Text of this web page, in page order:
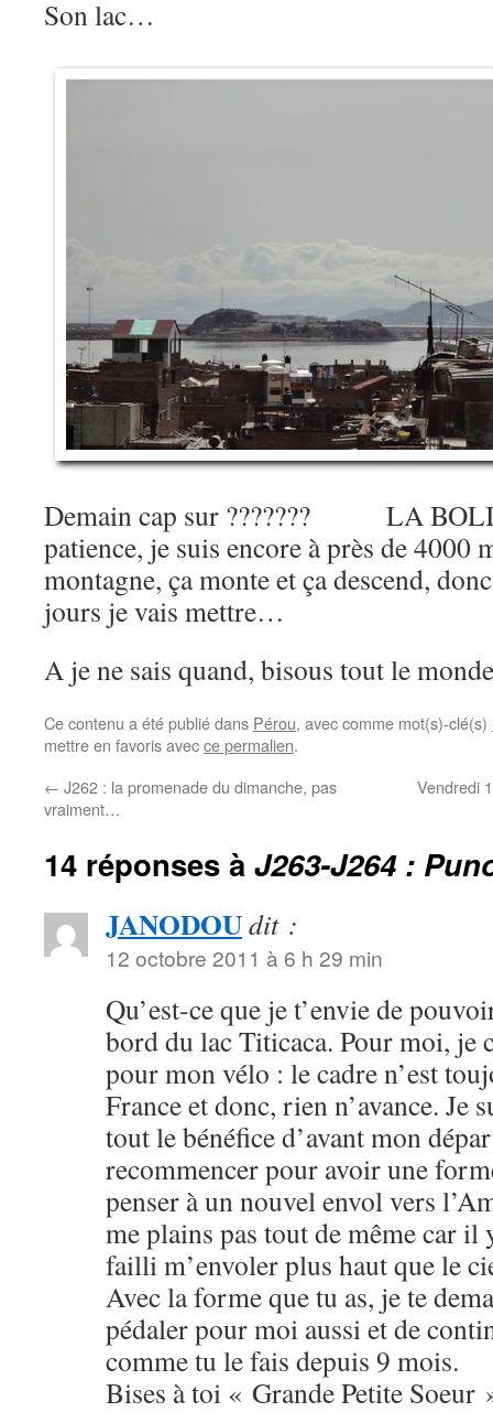
Son lac…
Demain cap sur ??????? LA
patience, je suis encore à près de 4000
montagne, ça monte et ça descend,
jours je vais mettre…
A je ne sais quand, bisous tout le
Ce contenu a été publié dans Pérou, avec comme mot(s)-clé(s)
mettre en favoris avecce permalien.
← J262 : la promenade du dimanche, pas
vraiment…
Vendredi
14 réponses à J263-J264 :
JANODOUdit :
12 octobre 2011 à 6 h 29 min
Qu’est-ce que je t’envie de
bord du lac Titicaca. Pour moi, je
pour mon vélo : le cadre n’est
France et donc, rien n’avance. Je
tout le bénéfice d’avant mon
recommencer pour avoir une
penser à un nouvel envol vers
me plains pas tout de même car il
failli m’envoler plus haut que le
Avec la forme que tu as, je te
pédaler pour moi aussi et de
comme tu le fais depuis 9 mois.
Bises à toi « Grande Petite Soeur